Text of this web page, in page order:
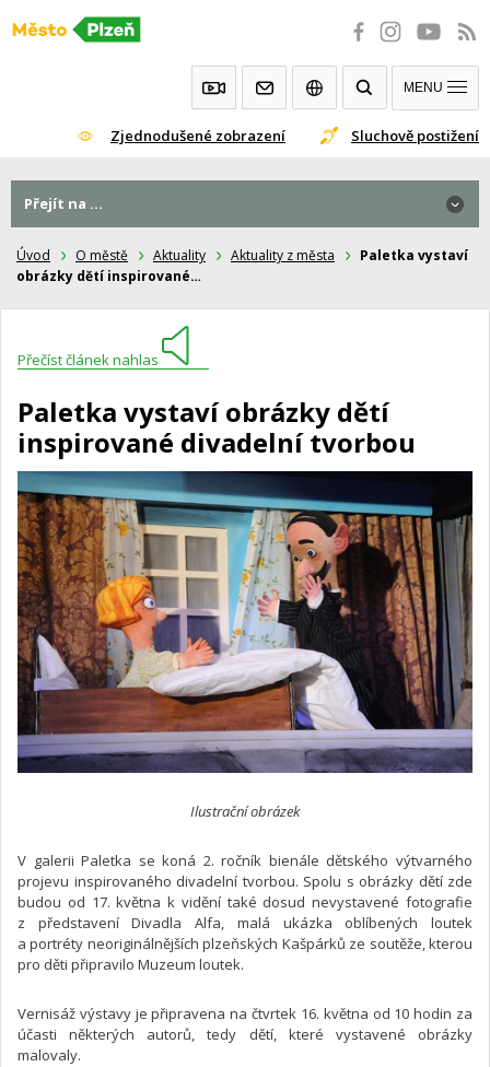
Přeskočit
Zjednodušené zobrazení Sluchově postižení
MENU
Úvod O městě Aktuality Aktuality z města
Paletka vystaví
obrázky dětí inspirované…
Přečíst článek nahlas
Paletka vystaví obrázky dětí
inspirované divadelní tvorbou
Ilustrační obrázek
V galerii Paletka se koná 2. ročník bienále dětského výtvarného
projevu inspirovaného divadelní tvorbou. Spolu s obrázky dětí zde
budou od 17. května k vidění také dosud nevystavené fotografie
z představení Divadla Alfa, malá ukázka oblíbených loutek
a portréty neoriginálnějších plzeňských Kašpárků ze soutěže, kterou
pro děti připravilo Muzeum loutek.
Vernisáž výstavy je připravena na čtvrtek 16. května od 10 hodin za
účasti některých autorů, tedy dětí, které vystavené obrázky
malovaly.
Přejít na ...